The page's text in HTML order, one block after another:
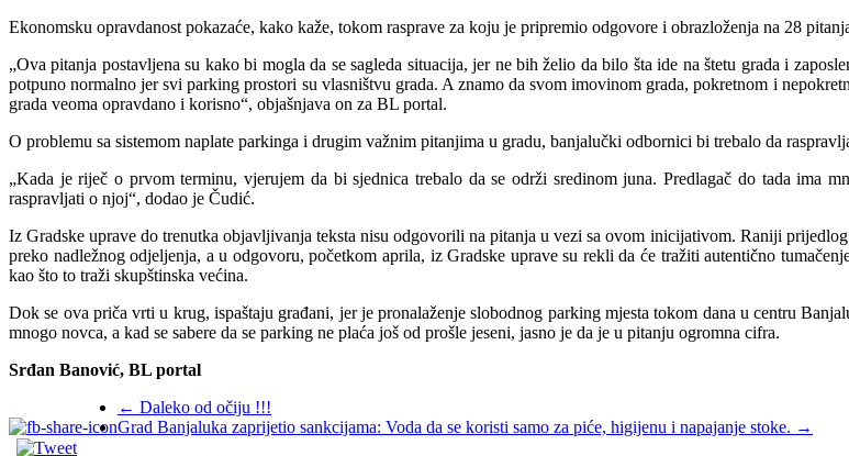
Ekonomsku opravdanost pokazaće, kako kaže, tokom rasprave za koju je pripremio odgovore i obrazloženja na 28
„Ova pitanja postavljena su kako bi mogla da se sagleda situacija, jer ne bih želio da bilo šta ide na štetu grada i
potpuno normalno jer svi parking prostori su vlasništvu grada. A znamo da svom imovinom grada, pokretnom i
grada veoma opravdano i korisno“, objašnjava on za BL portal.
O problemu sa sistemom naplate parkinga i drugim važnim pitanjima u gradu, banjalučki odbornici bi trebalo da
„Kada je riječ o prvom terminu, vjerujem da bi sjednica trebalo da se održi sredinom juna. Predlagač do tada ima
raspravljati o njoj“, dodao je Čudić.
Iz Gradske uprave do trenutka objavljivanja teksta nisu odgovorili na pitanja u vezi sa ovom inicijativom. Raniji
preko nadležnog odjeljenja, a u odgovoru, početkom aprila, iz Gradske uprave su rekli da će tražiti autentično
kao što to traži skupštinska većina.
Dok se ova priča vrti u krug, ispaštaju građani, jer je pronalaženje slobodnog parking mjesta tokom dana u centru
mnogo novca, a kad se sabere da se parking ne plaća još od prošle jeseni, jasno je da je u pitanju ogromna cifra.
Srđan Banović, BL portal
← Daleko od očiju !!!
Grad Banjaluka zaprijetio sankcijama: Voda da se koristi samo za piće, higijenu i napajanje stoke. →